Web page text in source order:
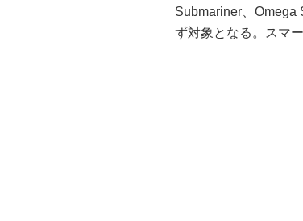
Submariner、Omega
ず対象となる。スマ